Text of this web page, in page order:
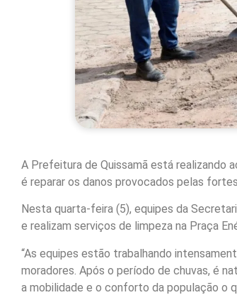
A Prefeitura de Quissamã está realizando
é reparar os danos provocados pelas
Nesta quarta-feira (5), equipes da
e realizam serviços de limpeza na Praça
“As equipes estão trabalhando
moradores. Após o período de chuvas, é
a mobilidade e o conforto da população o